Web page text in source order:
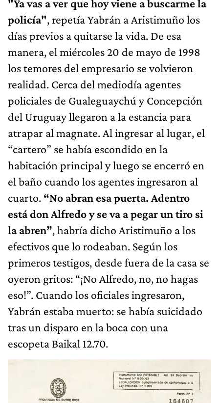
"Ya vas a ver que hoy viene a buscarme la
policía", repetía Yabrán a Aristimuño los
días previos a quitarse la vida. De esa
manera, el miércoles 20 de mayo de 1998
los temores del empresario se volvieron
realidad. Cerca del mediodía agentes
policiales de Gualeguaychú y Concepción
del Uruguay llegaron a la estancia para
atrapar al magnate. Al ingresar al lugar, el
“cartero” se había escondido en la
habitación principal y luego se encerró en
el baño cuando los agentes ingresaron al
cuarto. “No abran esa puerta. Adentro
está don Alfredo y se va a pegar un tiro si
la abren”, habría dicho Aristimuño a los
efectivos que lo rodeaban. Según los
primeros testigos, desde fuera de la casa se
oyeron gritos: “¡No Alfredo, no, no hagas
eso!”. Cuando los oficiales ingresaron,
Yabrán estaba muerto: se había suicidado
tras un disparo en la boca con una
escopeta Baikal 12.70.